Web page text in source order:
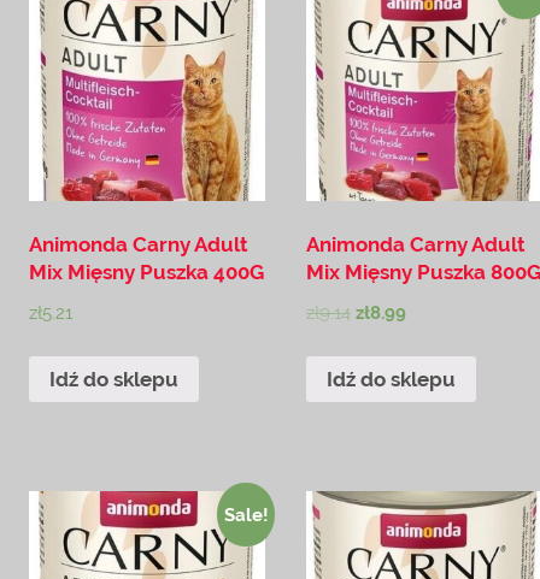
Animonda Carny Adult
Mix Mięsny Puszka 400G
zł5.21
Idź do sklepu
Animonda Carny Adult
Mix Mięsny Puszka 800G
zł9.14 zł8.99
Idź do sklepu
Sale!